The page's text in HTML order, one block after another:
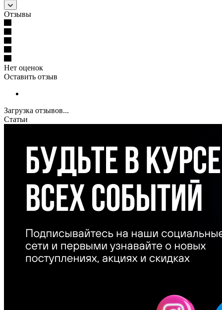
Отзывы
Нет оценок
Оставить отзыв
Загрузка отзывов...
Статьи